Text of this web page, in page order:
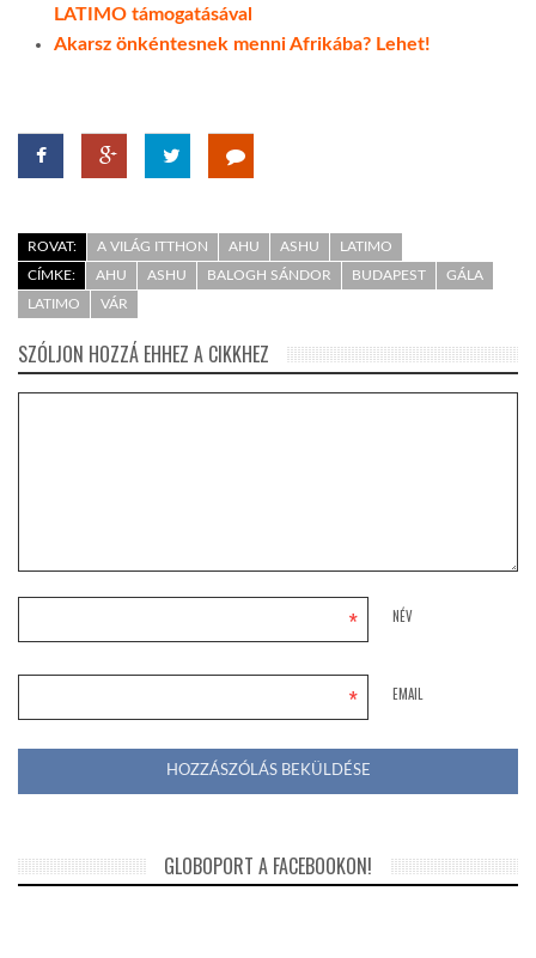
LATIMO támogatásával
Akarsz önkéntesnek menni Afrikába? Lehet!
ROVAT: A VILÁG ITTHON AHU ASHU
LATIMO
CÍMKE:
AHU ASHU BALOGH SÁNDOR BUDAPEST
GÁLA
LATIMO
VÁR
SZÓLJON HOZZÁ EHHEZ A CIKKHEZ
NÉV
*
EMAIL
*
GLOBOPORT A FACEBOOKON!